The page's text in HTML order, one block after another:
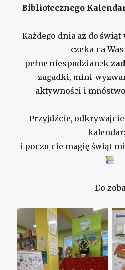
Bibliotecznego
Każdego dnia aż do
czeka na
pełne niespodzianek
zagadki, mini-
aktywności i mnóstwo
Przyjdźcie,
i poczujcie magię świąt
Do